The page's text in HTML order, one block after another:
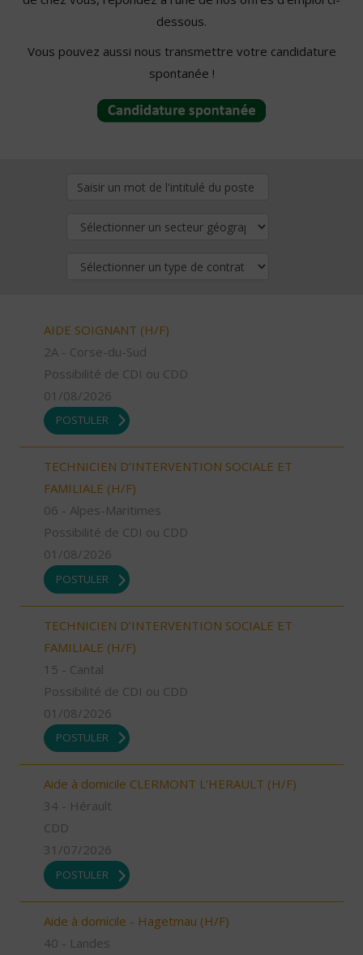
dessous.
Vous pouvez aussi nous transmettre votre candidature
spontanée !
AIDE SOIGNANT (H/F)
2A - Corse-du-Sud
Possibilité de CDI ou CDD
01/08/2026
POSTULER
TECHNICIEN D’INTERVENTION SOCIALE ET
FAMILIALE (H/F)
06 - Alpes-Maritimes
Possibilité de CDI ou CDD
01/08/2026
POSTULER
TECHNICIEN D’INTERVENTION SOCIALE ET
FAMILIALE (H/F)
15 - Cantal
Possibilité de CDI ou CDD
01/08/2026
POSTULER
Aide à domicile CLERMONT L'HERAULT (H/F)
34 - Hérault
CDD
31/07/2026
POSTULER
Aide à domicile - Hagetmau (H/F)
40 - Landes